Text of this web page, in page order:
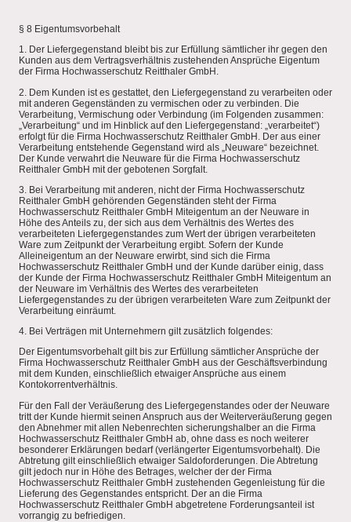
§ 8 Eigentumsvorbehalt
1. Der Liefergegenstand bleibt bis zur Erfüllung sämtlicher ihr gegen den
Kunden aus dem Vertragsverhältnis zustehenden Ansprüche Eigentum
der Firma Hochwasserschutz Reitthaler GmbH.
2. Dem Kunden ist es gestattet, den Liefergegenstand zu verarbeiten oder
mit anderen Gegenständen zu vermischen oder zu verbinden. Die
Verarbeitung, Vermischung oder Verbindung (im Folgenden zusammen:
„Verarbeitung“ und im Hinblick auf den Liefergegenstand: „verarbeitet“)
erfolgt für die Firma Hochwasserschutz Reitthaler GmbH. Der aus einer
Verarbeitung entstehende Gegenstand wird als „Neuware“ bezeichnet.
Der Kunde verwahrt die Neuware für die Firma Hochwasserschutz
Reitthaler GmbH mit der gebotenen Sorgfalt.
3. Bei Verarbeitung mit anderen, nicht der Firma Hochwasserschutz
Reitthaler GmbH gehörenden Gegenständen steht der Firma
Hochwasserschutz Reitthaler GmbH Miteigentum an der Neuware in
Höhe des Anteils zu, der sich aus dem Verhältnis des Wertes des
verarbeiteten Liefergegenstandes zum Wert der übrigen verarbeiteten
Ware zum Zeitpunkt der Verarbeitung ergibt. Sofern der Kunde
Alleineigentum an der Neuware erwirbt, sind sich die Firma
Hochwasserschutz Reitthaler GmbH und der Kunde darüber einig, dass
der Kunde der Firma Hochwasserschutz Reitthaler GmbH Miteigentum an
der Neuware im Verhältnis des Wertes des verarbeiteten
Liefergegenstandes zu der übrigen verarbeiteten Ware zum Zeitpunkt der
Verarbeitung einräumt.
4. Bei Verträgen mit Unternehmern gilt zusätzlich folgendes:
Der Eigentumsvorbehalt gilt bis zur Erfüllung sämtlicher Ansprüche der
Firma Hochwasserschutz Reitthaler GmbH aus der Geschäftsverbindung
mit dem Kunden, einschließlich etwaiger Ansprüche aus einem
Kontokorrentverhältnis.
Für den Fall der Veräußerung des Liefergegenstandes oder der Neuware
tritt der Kunde hiermit seinen Anspruch aus der Weiterveräußerung gegen
den Abnehmer mit allen Nebenrechten sicherungshalber an die Firma
Hochwasserschutz Reitthaler GmbH ab, ohne dass es noch weiterer
besonderer Erklärungen bedarf (verlängerter Eigentumsvorbehalt). Die
Abtretung gilt einschließlich etwaiger Saldoforderungen. Die Abtretung
gilt jedoch nur in Höhe des Betrages, welcher der der Firma
Hochwasserschutz Reitthaler GmbH zustehenden Gegenleistung für die
Lieferung des Gegenstandes entspricht. Der an die Firma
Hochwasserschutz Reitthaler GmbH abgetretene Forderungsanteil ist
vorrangig zu befriedigen.